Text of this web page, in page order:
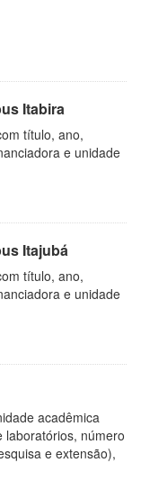
Itabira
título, ano,
e unidade
Itajubá
título, ano,
e unidade
acadêmica
laboratórios, número
e extensão),